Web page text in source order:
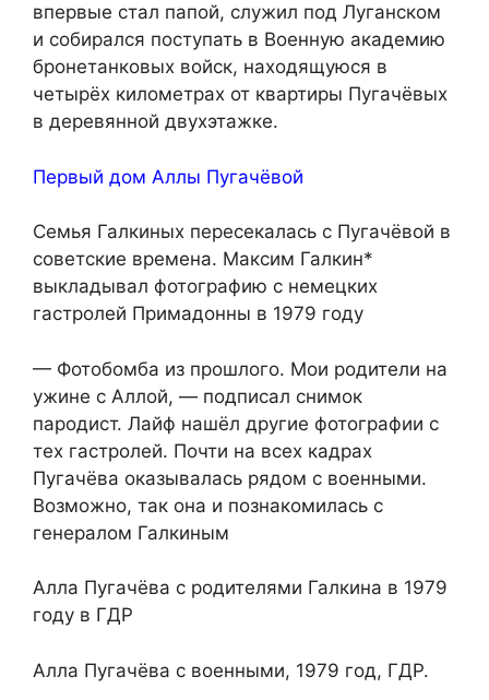
впервые стал папой, служил под Луганском
и собирался поступать в Военную академию
бронетанковых войск, находящуюся в
четырёх километрах от квартиры Пугачёвых
в деревянной двухэтажке.
Первый дом Аллы Пугачёвой
Семья Галкиных пересекалась с Пугачёвой в
советские времена. Максим Галкин*
выкладывал фотографию с немецких
гастролей Примадонны в 1979 году
— Фотобомба из прошлого. Мои родители на
ужине с Аллой, — подписал снимок
пародист. Лайф нашёл другие фотографии с
тех гастролей. Почти на всех кадрах
Пугачёва оказывалась рядом с военными.
Возможно, так она и познакомилась с
генералом Галкиным
Алла Пугачёва с родителями Галкина в 1979
году в ГДР
Алла Пугачёва с военными, 1979 год, ГДР.